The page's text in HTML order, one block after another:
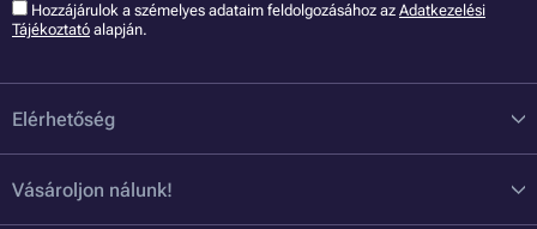
Hozzájárulok a szémelyes adataim feldolgozásához az Adatkezelési
Tájékoztató alapján.
Elérhetőség
Vásároljon nálunk!